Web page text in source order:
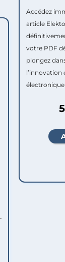
Accédez
article
votre PDF
plongez
l’innovation
électronique